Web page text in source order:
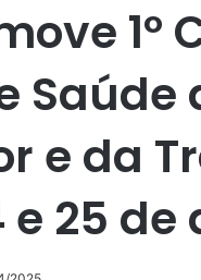
1º
Saúde
e da
e 25 de